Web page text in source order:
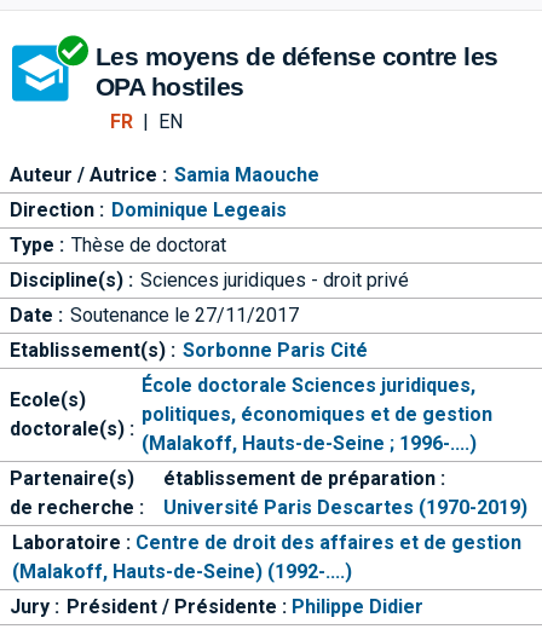
Aller directement à la barre
Les moyens de défense contre les
OPA hostiles
FR| EN
Auteur / Autrice : Samia Maouche
Direction : Dominique Legeais
Type : Thèse de doctorat
Discipline(s) : Sciences juridiques - droit privé
Date : Soutenance le 27/11/2017
Etablissement(s) : Sorbonne Paris Cité
Ecole(s)
doctorale(s) :
École doctorale Sciences juridiques,
politiques, économiques et de gestion
(Malakoff, Hauts-de-Seine ; 1996-....)
Partenaire(s)
de recherche :
établissement de préparation :
Université Paris Descartes (1970-2019)
Laboratoire : Centre de droit des affaires et de gestion
(Malakoff, Hauts-de-Seine) (1992-....)
Jury : Président / Présidente : Philippe Didier